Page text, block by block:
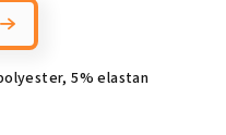
5% elastan